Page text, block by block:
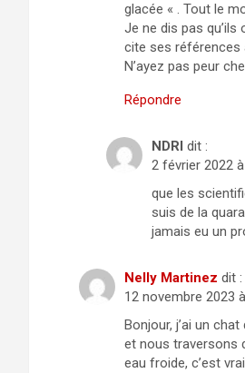
glacée « . Tout le
Je ne dis pas
cite ses références
N’ayez pas peur
Répondre
NDRI dit :
2 février 2022
que les
suis de la
jamais eu un
Nelly Martinez dit :
12 novembre 2023
Bonjour, j’ai un
et nous traversons
eau froide, c’est